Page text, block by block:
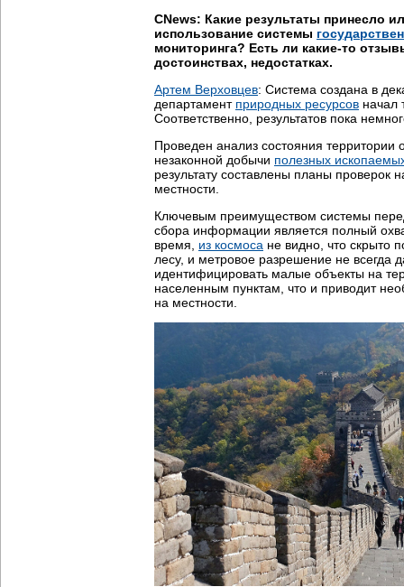
CNews: Какие результаты принесло
использование системы
мониторинга? Есть ли какие-то
достоинствах, недостатках.
Артем Верховцев: Система создана в
департамент природных ресурсов начал
Соответственно, результатов пока
Проведен анализ состояния территории
незаконной добычи полезных
результату составлены планы проверок
местности.
Ключевым преимуществом системы
сбора информации является полный
время, из космоса не видно, что скрыто
лесу, и метровое разрешение не всегда
идентифицировать малые объекты на
населенным пунктам, что и приводит
на местности.